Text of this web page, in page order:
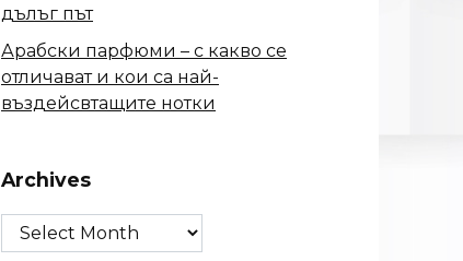
дълъг път
Арабски парфюми – с какво се
отличават и кои са най-
въздейсвтащите нотки
Archives
Archives